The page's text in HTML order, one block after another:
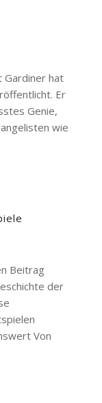
Gardiner hat
Er
Genie,
wie
Beitrag
der
Von